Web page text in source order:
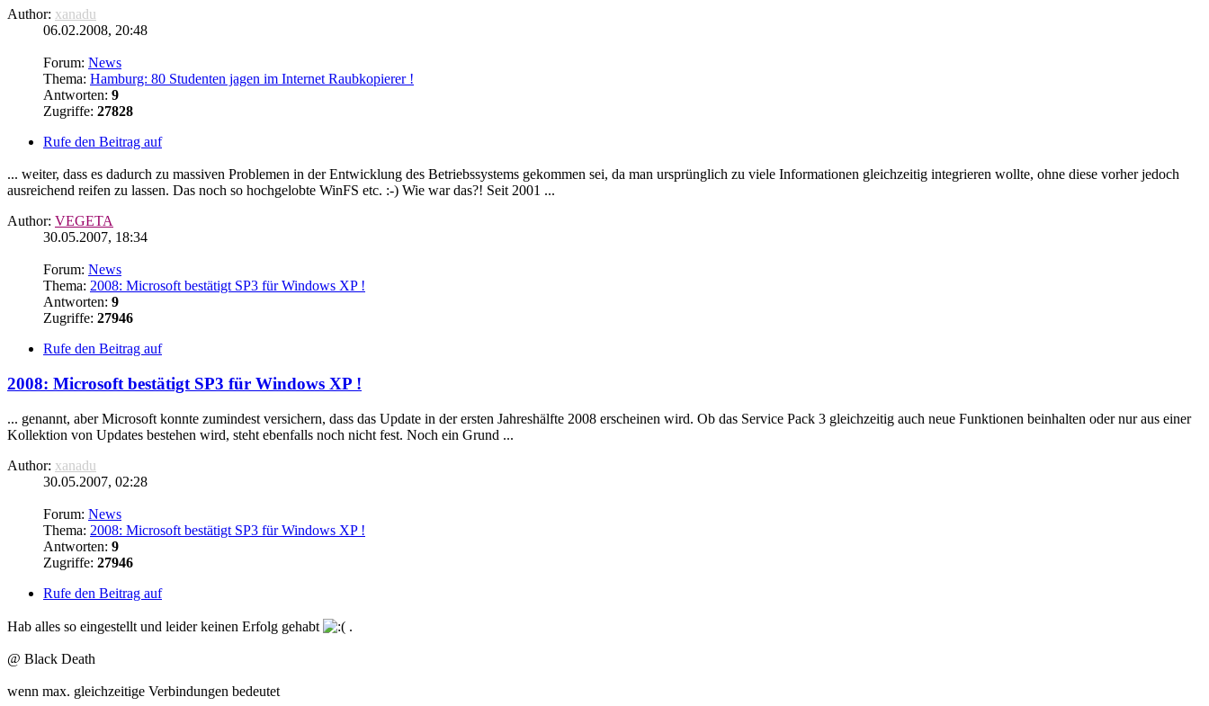
Author: xanadu
06.02.2008, 20:48
Forum: News
Thema: Hamburg: 80 Studenten jagen im Internet Raubkopierer !
Antworten: 9
Zugriffe: 27828
Rufe den Beitrag auf
... weiter, dass es dadurch zu massiven Problemen in der Entwicklung des Betriebssystems gekommen sei, da man ursprünglich zu viele Informationen gleichzeitig integrieren wollte, ohne diese vorher jedoch
ausreichend reifen zu lassen. Das noch so hochgelobte WinFS etc. :-) Wie war das?! Seit 2001 ...
Author: VEGETA
30.05.2007, 18:34
Forum: News
Thema: 2008: Microsoft bestätigt SP3 für Windows XP !
Antworten: 9
Zugriffe: 27946
Rufe den Beitrag auf
2008: Microsoft bestätigt SP3 für Windows XP !
... genannt, aber Microsoft konnte zumindest versichern, dass das Update in der ersten Jahreshälfte 2008 erscheinen wird. Ob das Service Pack 3 gleichzeitig auch neue Funktionen beinhalten oder nur aus einer
Kollektion von Updates bestehen wird, steht ebenfalls noch nicht fest. Noch ein Grund ...
Author: xanadu
30.05.2007, 02:28
Forum: News
Thema: 2008: Microsoft bestätigt SP3 für Windows XP !
Antworten: 9
Zugriffe: 27946
Rufe den Beitrag auf
Hab alles so eingestellt und leider keinen Erfolg gehabt .
@ Black Death
wenn max. gleichzeitige Verbindungen bedeutet